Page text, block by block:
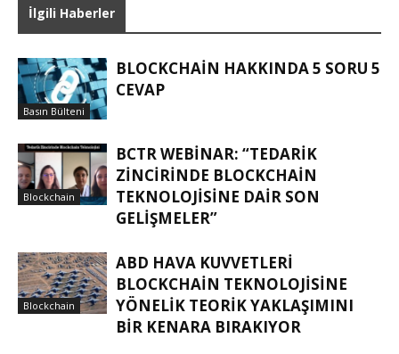
İlgili Haberler
Basın Bülteni
BLOCKCHAIN HAKKINDA 5 SORU 5
CEVAP
Blockchain
BCTR WEBINAR: “TEDARIK
ZINCIRINDE BLOCKCHAIN
TEKNOLOJISINE DAIR SON
GELIŞMELER”
Blockchain
ABD HAVA KUVVETLERI
BLOCKCHAIN TEKNOLOJISINE
YÖNELIK TEORIK YAKLAŞIMINI
BIR KENARA BIRAKIYOR